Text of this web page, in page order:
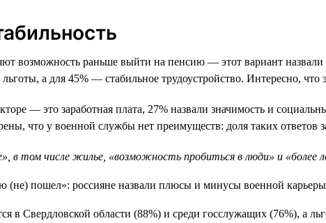
возможность раньше выйти на пенсию — этот вариант
а для 45% — стабильное трудоустройство. Интересно, что
— это заработная плата, 27% назвали значимость и
что у военной службы нет преимуществ: доля таких ответов
в том числе жилье, «возможность пробиться в люди» и «более
в Свердловской области (88%) и среди госслужащих (76%), а